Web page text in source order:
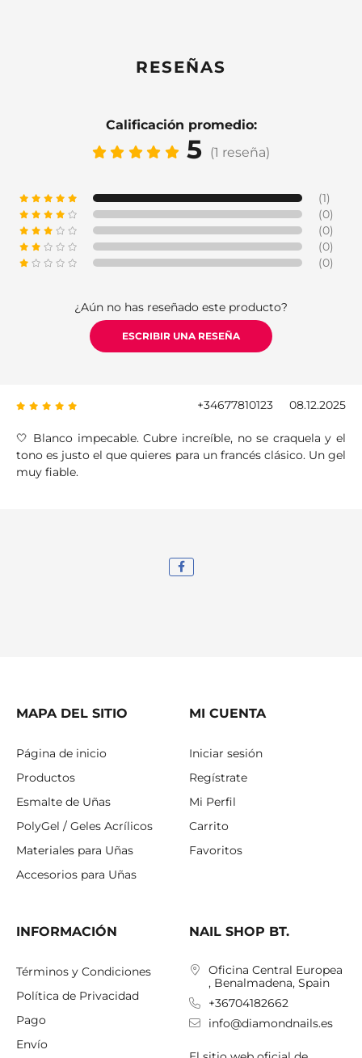
RESEÑAS
Calificación promedio:
5 (1 reseña)
(1)
(0)
(0)
(0)
(0)
¿Aún no has reseñado este producto?
ESCRIBIR UNA RESEÑA
+34677810123 08.12.2025
🤍 Blanco impecable. Cubre increíble, no se craquela y el
tono es justo el que quieres para un francés clásico. Un gel
muy fiable.
MAPA DEL SITIO
Página de inicio
Productos
Esmalte de Uñas
PolyGel / Geles Acrílicos
Materiales para Uñas
Accesorios para Uñas
MI CUENTA
Iniciar sesión
Regístrate
Mi Perfil
Carrito
Favoritos
INFORMACIÓN
Términos y Condiciones
Política de Privacidad
Pago
Envío
NAIL SHOP BT.
Oficina Central Europea
, Benalmadena, Spain
+36704182662
info@diamondnails.es